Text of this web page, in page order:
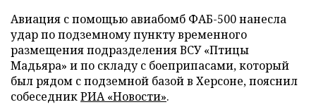
Авиация с помощью авиабомб ФАБ-500 нанесла
удар по подземному пункту временного
размещения подразделения ВСУ «Птицы
Мадьяра» и по складу с боеприпасами, который
был рядом с подземной базой в Херсоне, пояснил
собеседникРИА «Новости».